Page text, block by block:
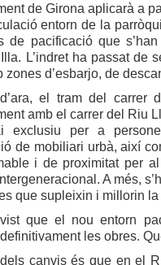
de Girona aplicarà a
entorn de la
de pacificació que
L’indret ha passat de
zones d’esbarjo, de
el tram del
amb el carrer del Riu
exclusiu per a
de mobiliari urbà, així
i de proximitat per
A més,
que supleixin i millorin
que el nou entorn
les obres.
canvis és que en el